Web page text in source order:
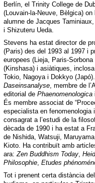
Berlín, el Trinity College de
(Louvain-la-Neuve, Bèlgica)
alumne de Jacques
i Shizuteru Ueda.
Stevens ha estat director de
(Paris) des del 1993 al 1997 i
europees (Lieja, Paris-
(Kinshasa) i asiàtiques,
Tokio, Nagoya i Dokkyo
Daseinsanalyse, membre de
editorial de Phaenomenologica
És membre associat de
especialista en fenomenologia
consagrat a l’estudi de la
dècada de 1990 i ha estat a
de Nishida, Watsuji,
Kioto. Ha contribuït amb
ara:Zen Buddhism Today,
Philosophie, Etudes
Tot i prenent certa distància